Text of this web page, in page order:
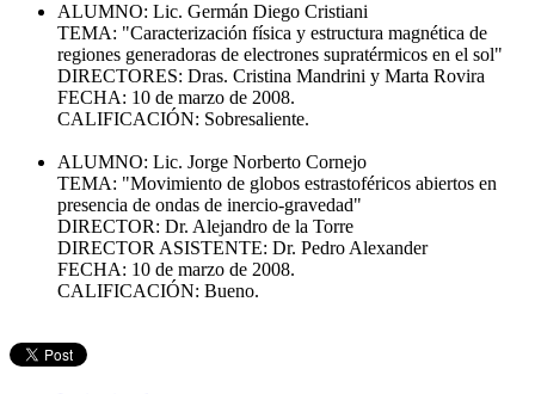
ALUMNO: Lic. Germán Diego Cristiani
TEMA: "Caracterización física y estructura magnética de
regiones generadoras de electrones supratérmicos en el sol"
DIRECTORES: Dras. Cristina Mandrini y Marta Rovira
FECHA: 10 de marzo de 2008.
CALIFICACIÓN: Sobresaliente.
ALUMNO: Lic. Jorge Norberto Cornejo
TEMA: "Movimiento de globos estrastoféricos abiertos en
presencia de ondas de inercio-gravedad"
DIRECTOR: Dr. Alejandro de la Torre
DIRECTOR ASISTENTE: Dr. Pedro Alexander
FECHA: 10 de marzo de 2008.
CALIFICACIÓN: Bueno.